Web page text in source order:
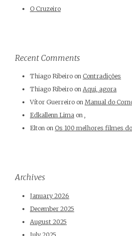
O Cruzeiro
Recent Comments
Thiago Ribeiro on Contradições
Thiago Ribeiro on Aqui, agora
Vítor Guerreiro on Manual do
Edkallenn Lima on ,
Elton on Os 100 melhores filmes
Archives
January 2026
December 2025
August 2025